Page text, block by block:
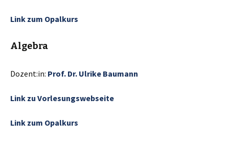
Link zum Opalkurs
Algebra
Dozent:in: Prof. Dr. Ulrike Baumann
Link zu Vorlesungswebseite
Link zum Opalkurs